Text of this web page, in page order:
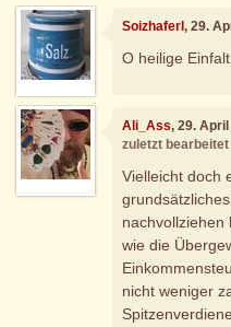
Soizhaferl, 29.
O heilige
Ali_Ass, 29.
zuletzt
Vielleicht doch
nachvollziehen
wie die
nicht weniger